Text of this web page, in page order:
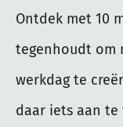
Ontdek met 10
tegenhoudt om
werkdag te
daar iets aan te